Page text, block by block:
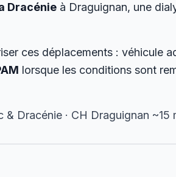
Dracénie à Draguignan, une
ces déplacements : véhicule
lorsque les conditions sont
Dracénie · CH Draguignan ~15